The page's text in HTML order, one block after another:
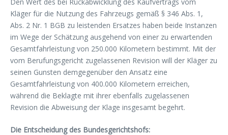
Kläger für die Nutzung des Fahrzeugs gemäß § 346 Abs. 1,
Abs. 2 Nr. 1 BGB zu leistenden Ersatzes haben beide Instanzen
im Wege der Schätzung ausgehend von einer zu erwartenden
Gesamtfahrleistung von 250.000 Kilometern bestimmt. Mit der
vom Berufungsgericht zugelassenen Revision will der Kläger zu
seinen Gunsten demgegenüber den Ansatz eine
Gesamtfahrleistung von 400.000 Kilometern erreichen,
während die Beklagte mit ihrer ebenfalls zugelassenen
Revision die Abweisung der Klage insgesamt begehrt.
Die Entscheidung des Bundesgerichtshofs: